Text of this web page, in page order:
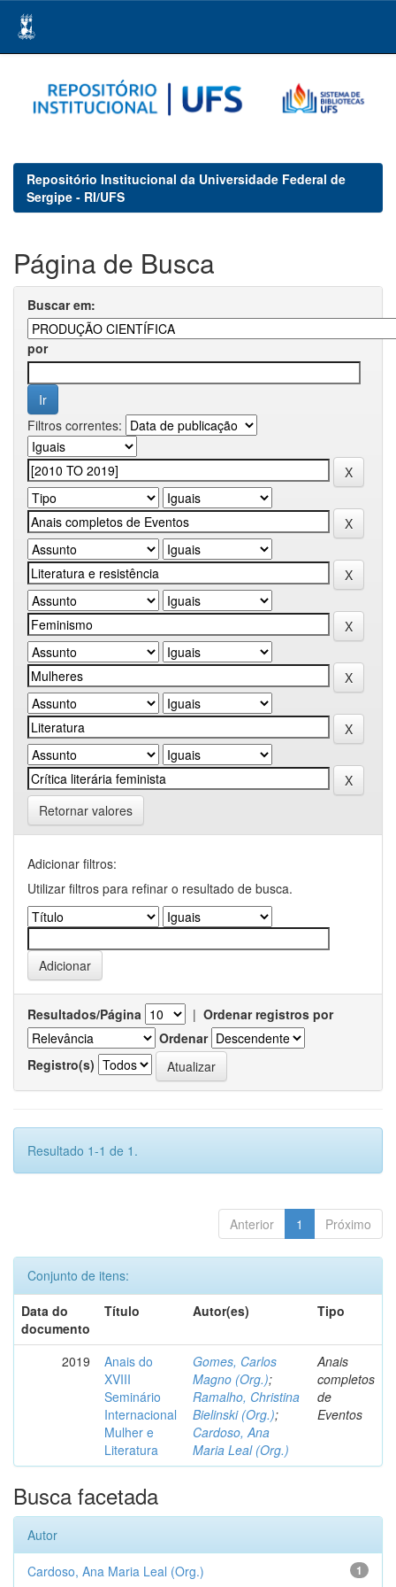
navigation
Repositório Institucional da Universidade Federal de
Sergipe - RI/UFS
Página de Busca
Buscar em:
por
Filtros correntes:
Retornar valores
Adicionar filtros:
Utilizar filtros para refinar o resultado de busca.
Resultados/Página | Ordenar registros por
Ordenar
Registro(s)
Resultado 1-1 de 1.
Anterior 1 Próximo
Conjunto de itens:
Data do
documento
Título Autor(es) Tipo
2019
Anais do
XVIII
Seminário
Internacional
Mulher e
Literatura
Gomes, Carlos
Magno (Org.);
Ramalho, Christina
Bielinski (Org.);
Cardoso, Ana
Maria Leal (Org.)
Anais
completos
de
Eventos
Busca facetada
Autor
1
Cardoso, Ana Maria Leal (Org.)